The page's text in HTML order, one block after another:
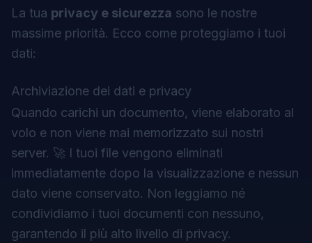
La tua privacy e sicurezza sono le nostre
massime priorità. Ecco come proteggiamo i tuoi
dati:
Archiviazione dei dati e privacy
Quando carichi un documento, viene elaborato al
volo e non viene mai memorizzato sui nostri
server. 🚀 I tuoi file vengono eliminati
immediatamente dopo la visualizzazione e nessun
dato viene conservato. Non leggiamo né
condividiamo i tuoi documenti con nessuno,
garantendo il più alto livello di privacy.